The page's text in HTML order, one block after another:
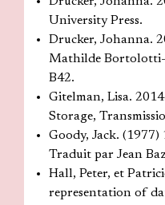
University Press.
Drucker, Johanna.
Mathilde Bortolotti-
B42.
Gitelman, Lisa.
Storage,
Goody, Jack. (1977)
Traduit par Jean
Hall, Peter, et
representation of